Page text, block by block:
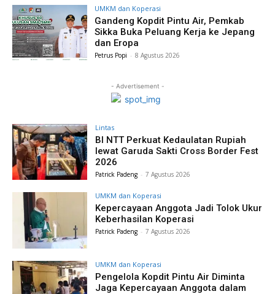
UMKM dan Koperasi
Gandeng Kopdit Pintu Air, Pemkab
Sikka Buka Peluang Kerja ke Jepang
dan Eropa
Petrus Popi - 8 Agustus 2026
- Advertisement -
Lintas
BI NTT Perkuat Kedaulatan Rupiah
lewat Garuda Sakti Cross Border Fest
2026
Patrick Padeng - 7 Agustus 2026
UMKM dan Koperasi
Kepercayaan Anggota Jadi Tolok Ukur
Keberhasilan Koperasi
Patrick Padeng - 7 Agustus 2026
UMKM dan Koperasi
Pengelola Kopdit Pintu Air Diminta
Jaga Kepercayaan Anggota dalam